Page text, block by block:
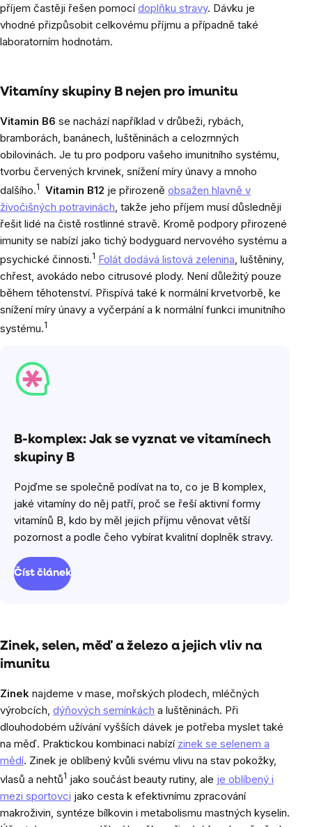
příjem častěji řešen pomocí doplňku stravy. Dávku je
vhodné přizpůsobit celkovému příjmu a případně také
laboratorním hodnotám.
Vitamíny skupiny B nejen pro imunitu
Vitamin B6 se nachází například v drůbeži, rybách,
bramborách, banánech, luštěninách a celozrnných
obilovinách. Je tu pro podporu vašeho imunitního systému,
tvorbu červených krvinek, snížení míry únavy a mnoho
dalšího.1 Vitamin B12 je přirozeně obsažen hlavně v
živočišných potravinách, takže jeho příjem musí důsledněji
řešit lidé na čistě rostlinné stravě. Kromě podpory přirozené
imunity se nabízí jako tichý bodyguard nervového systému a
psychické činnosti.1 Folát dodává listová zelenina, luštěniny,
chřest, avokádo nebo citrusové plody. Není důležitý pouze
během těhotenství. Přispívá také k normální krvetvorbě, ke
snížení míry únavy a vyčerpání a k normální funkci imunitního
systému.1
B-komplex: Jak se vyznat ve vitamínech
skupiny B
Pojďme se společně podívat na to, co je B komplex,
jaké vitamíny do něj patří, proč se řeší aktivní formy
vitamínů B, kdo by měl jejich příjmu věnovat větší
pozornost a podle čeho vybírat kvalitní doplněk stravy.
Číst článek
Zinek, selen, měď a železo a jejich vliv na
imunitu
Zinek najdeme v mase, mořských plodech, mléčných
výrobcích, dýňových semínkách a luštěninách. Při
dlouhodobém užívání vyšších dávek je potřeba myslet také
na měď. Praktickou kombinaci nabízí zinek se selenem a
mědí. Zinek je oblíbený kvůli svému vlivu na stav pokožky,
vlasů a nehtů1 jako součást beauty rutiny, ale je oblíbený i
mezi sportovci jako cesta k efektivnímu zpracování
makroživin, syntéze bílkovin i metabolismu mastných kyselin.